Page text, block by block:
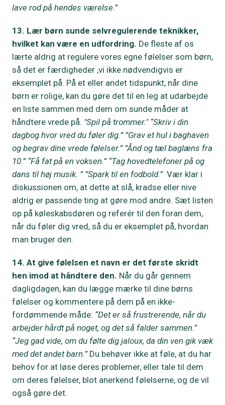
lave rod på hendes værelse.”
13. Lær børn sunde selvregulerende teknikker,
hvilket kan være en udfordring. De fleste af os
lærte aldrig at regulere vores egne følelser som børn,
så det er færdigheder ,vi ikke nødvendigvis er
eksemplet på. På et eller andet tidspunkt, når dine
børn er rolige, kan du gøre det til en leg at udarbejde
en liste sammen med dem om sunde måder at
håndtere vrede på. "Spil på trommer." “Skriv i din
dagbog hvor vred du føler dig.” ”Grav et hul i baghaven
og begrav dine vrede følelser.” ”Ånd og tæl baglæns fra
10.” “Få fat på en voksen.” “Tag hovedtelefoner på og
dans til høj musik. ” ”Spark til en fodbold.” Vær klar i
diskussionen om, at dette at slå, kradse eller nive
aldrig er passende ting at gøre mod andre. Sæt listen
op på køleskabsdøren og referér til den foran dem,
når du føler dig vred, så du er eksemplet på, hvordan
man bruger den.
14. At give følelsen et navn er det første skridt
hen imod at håndtere den. Når du går gennem
dagligdagen, kan du lægge mærke til dine børns
følelser og kommentere på dem på en ikke-
fordømmende måde: “Det er så frustrerende, når du
arbejder hårdt på noget, og det så falder sammen.”
“Jeg gad vide, om du følte dig jaloux, da din ven gik væk
med det andet barn.”Du behøver ikke at føle, at du har
behov for at løse deres problemer, eller tale til dem
om deres følelser, blot anerkend følelserne, og de vil
også gøre det.